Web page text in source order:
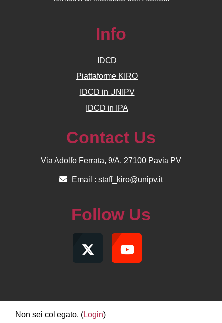
Info
IDCD
Piattaforme KIRO
IDCD in UNIPV
IDCD in IPA
Contact Us
Via Adolfo Ferrata, 9/A, 27100 Pavia PV
Email : staff_kiro@unipv.it
Follow Us
Non sei collegato. (Login)